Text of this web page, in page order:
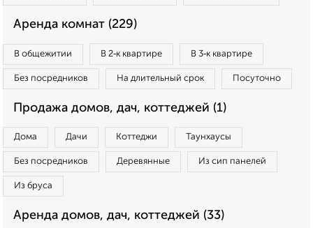
Аренда комнат (229)
В общежитии В 2‑к квартире В 3‑к квартире
Без посредников На длительный срок Посуточно
Продажа домов, дач, коттеджей (1)
Дома Дачи Коттеджи Таунхаусы
Без посредников Деревянные Из сип панелей
Из бруса
Аренда домов, дач, коттеджей (33)